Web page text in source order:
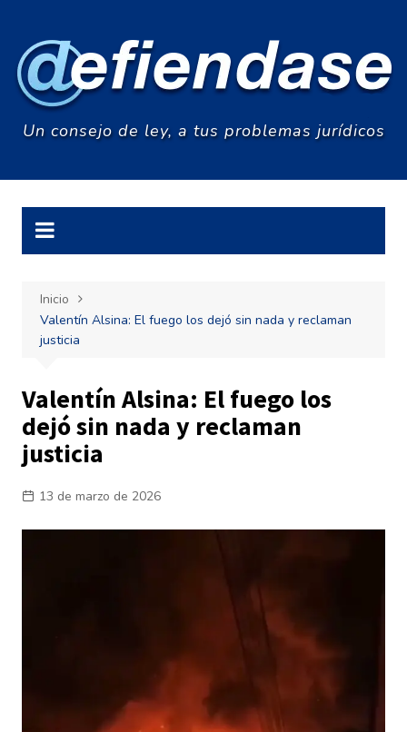
contenido
Un consejo de ley, a tus problemas jurídicos
Inicio
Valentín Alsina: El fuego los dejó sin nada y reclaman
justicia
Valentín Alsina: El fuego los
dejó sin nada y reclaman
justicia
13 de marzo de 2026